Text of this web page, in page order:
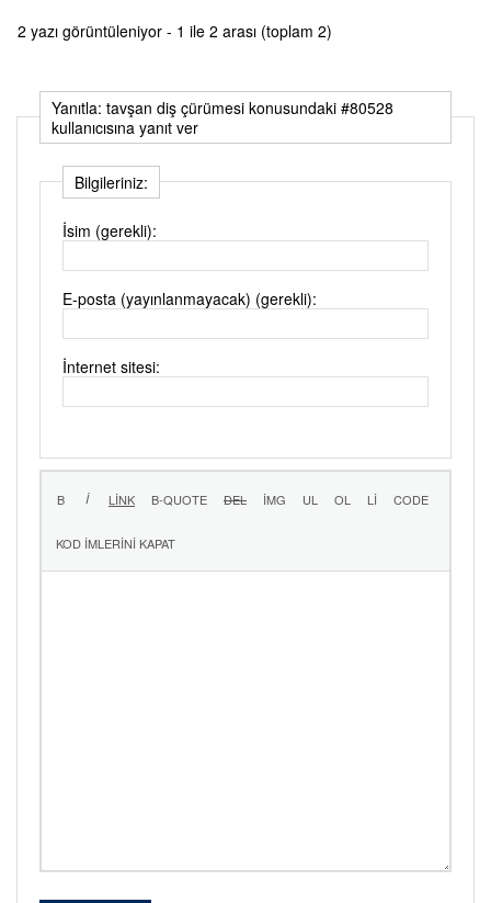
2 yazı görüntüleniyor - 1 ile 2 arası (toplam 2)
Yanıtla: tavşan diş çürümesi konusundaki #80528
kullanıcısına yanıt ver
Bilgileriniz:
İsim (gerekli):
E-posta (yayınlanmayacak) (gerekli):
İnternet sitesi: